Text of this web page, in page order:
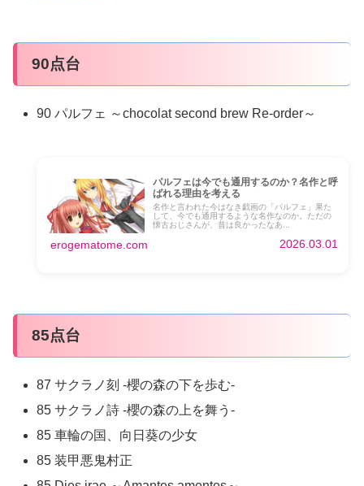
90点台
90 パルフェ ～chocolat second brew Re-order～
パルフェは今でも通用するのか？名作と呼
ばれる理由を考える
名作と言われた今はなき戯画の「パルフェ」果た
して、今でも通用するような名作なのか。ただの
懐古おじさんが、昔は良かったなあ...
erogematome.com 2026.03.01
85点台
87 サクラノ刻 -櫻の森の下を歩む-
85 サクラノ詩 -櫻の森の上を舞う-
85 車輪の国、向日葵の少女
85 装甲悪鬼村正